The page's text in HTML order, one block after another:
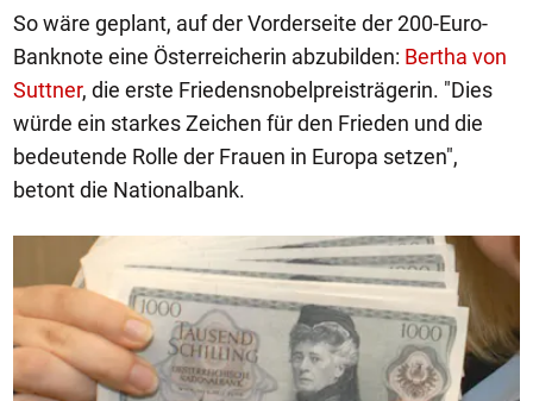
So wäre geplant, auf der Vorderseite der 200-Euro-
Banknote eine Österreicherin abzubilden: Bertha von
Suttner, die erste Friedensnobelpreisträgerin. "Dies
würde ein starkes Zeichen für den Frieden und die
bedeutende Rolle der Frauen in Europa setzen",
betont die Nationalbank.